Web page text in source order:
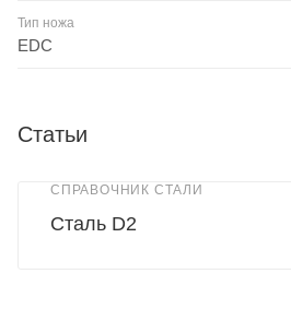
Тип ножа
EDC
Статьи
СПРАВОЧНИК СТАЛИ
Сталь D2